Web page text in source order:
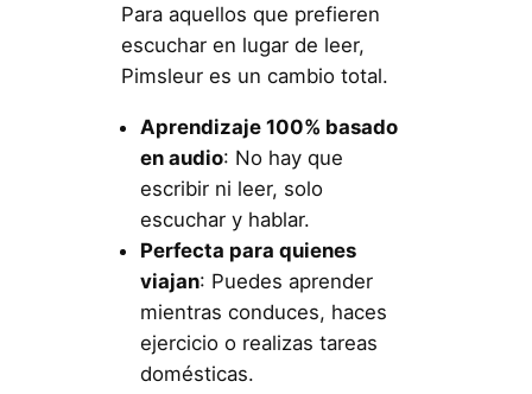
Para aquellos que prefieren
escuchar en lugar de leer,
Pimsleur es un cambio total.
Aprendizaje 100% basado
en audio: No hay que
escribir ni leer, solo
escuchar y hablar.
Perfecta para quienes
viajan: Puedes aprender
mientras conduces, haces
ejercicio o realizas tareas
domésticas.